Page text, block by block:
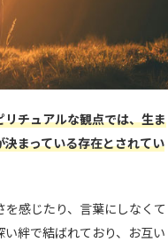
チュアルな観点では、生ま
まっている存在とされてい
感じたり、言葉にしなくて
絆で結ばれており、お互い